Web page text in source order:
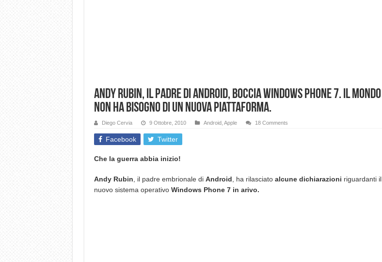
Andy Rubin, il padre di Android, boccia Windows Phone 7. Il mondo
non ha bisogno di un nuova piattaforma.
Diego Cervia 9 Ottobre, 2010 Android, Apple 18 Comments
Facebook Twitter
Che la guerra abbia inizio!
Andy Rubin , il padre embrionale di Android , ha rilasciato alcune dichiarazioni riguardanti il
nuovo sistema operativo Windows Phone 7 in arivo.